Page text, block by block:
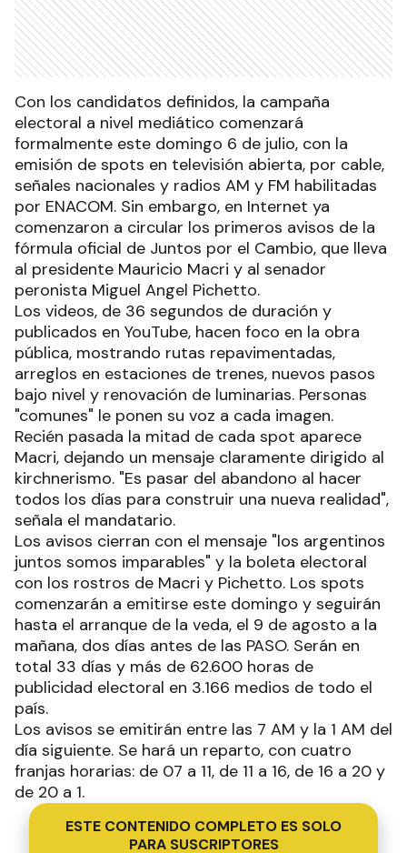
Con los candidatos definidos, la campaña
electoral a nivel mediático comenzará
formalmente este domingo 6 de julio, con la
emisión de spots en televisión abierta, por cable,
señales nacionales y radios AM y FM habilitadas
por ENACOM. Sin embargo, en Internet ya
comenzaron a circular los primeros avisos de la
fórmula oficial de Juntos por el Cambio, que lleva
al presidente Mauricio Macri y al senador
peronista Miguel Angel Pichetto.
Los videos, de 36 segundos de duración y
publicados en YouTube, hacen foco en la obra
pública, mostrando rutas repavimentadas,
arreglos en estaciones de trenes, nuevos pasos
bajo nivel y renovación de luminarias. Personas
"comunes" le ponen su voz a cada imagen.
Recién pasada la mitad de cada spot aparece
Macri, dejando un mensaje claramente dirigido al
kirchnerismo. "Es pasar del abandono al hacer
todos los días para construir una nueva realidad",
señala el mandatario.
Los avisos cierran con el mensaje "los argentinos
juntos somos imparables" y la boleta electoral
con los rostros de Macri y Pichetto. Los spots
comenzarán a emitirse este domingo y seguirán
hasta el arranque de la veda, el 9 de agosto a la
mañana, dos días antes de las PASO. Serán en
total 33 días y más de 62.600 horas de
publicidad electoral en 3.166 medios de todo el
país.
Los avisos se emitirán entre las 7 AM y la 1 AM del
día siguiente. Se hará un reparto, con cuatro
franjas horarias: de 07 a 11, de 11 a 16, de 16 a 20 y
de 20 a 1.
ESTE CONTENIDO COMPLETO ES SOLO
PARA SUSCRIPTORES